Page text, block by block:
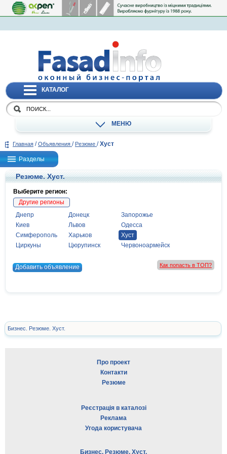
КАТАЛОГ
МЕНЮ
Главная / Объявления / Резюме / Хуст
Разделы
Резюме. Хуст.
Выберите регион:
Другие регионы
Днепр
Донецк
Запорожье
Киев
Львов
Одесса
Симферополь
Харьков
Хуст
Циркуны
Цюрупинск Червоноармейск
Добавить объявление Как попасть в ТОП?
Бизнес. Резюме. Хуст.
Про проект
Контакти
Резюме
Реєстрація в каталозі
Реклама
Угода користувача
Бизнес. Резюме. Хуст.